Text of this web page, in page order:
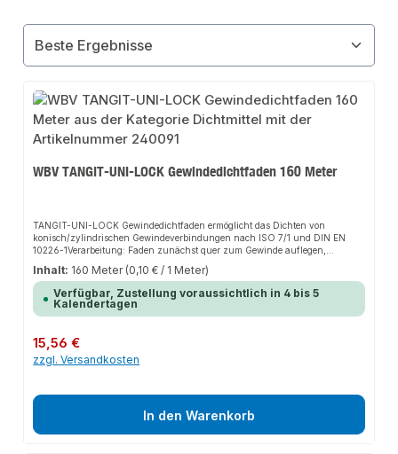
WBV TANGIT-UNI-LOCK Gewindedichtfaden 160 Meter
TANGIT-UNI-LOCK Gewindedichtfaden ermöglicht das Dichten von
konisch/zylindrischen Gewindeverbindungen nach ISO 7/1 und DIN EN
10226-1Verarbeitung: Faden zunächst quer zum Gewinde auflegen,
anschließend den Faden in Gewinderichtung (über den querliegenden
Faden hinweg), beginnend am Gewindeanfang, auf das Rohrgewinde
wickeln. Für eine optimale Funktion sollte der Faden nicht direkt in die
Gewindegänge, sondern kreuzweise gewickelt werden. Der Faden kann
mittels der Schneidevorrichtung abgeschnitten werden. Im Inneren des
problemlos herausziehen und auf das Gewinde aufbringen. Es muss
sichergestellt werden, dass das Produkt mit Spannung aufgewickelt wird.
Widerstandsfähigkeit: Das Produkt ist beständig gegenüber Gasen der 1., 2.
Sauerstoff und/oder sauerstoffangereicherten Systemen, Chlor, stark
oxydierende Medien sowie Treibstoffe, Diesel, Heizöl, oder Hydrauliköl.
Inhalt: 160 Meter (0,10 € / 1 Meter)
Verfügbar, Zustellung voraussichtlich in 4 bis 5
Kalendertagen
Regulärer Preis:
15,56 €
zzgl. Versandkosten
In den Warenkorb